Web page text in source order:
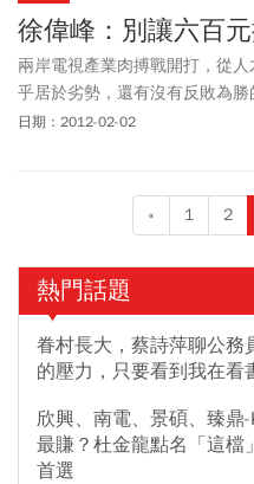
徐偉峰：別讓六百
兩岸電視產業肉搏戰開打，從
乎居於劣勢，還有沒有反敗為
同的大戰，台灣沒有輸的本錢
日期：2012-02-02
« 1 2
熱門話題
眷村長大，蔡詩萍聊公務
的壓力，只要看到我在看
欣興、南電、景碩、臻鼎
最賺？杜金龍點名「這
首選